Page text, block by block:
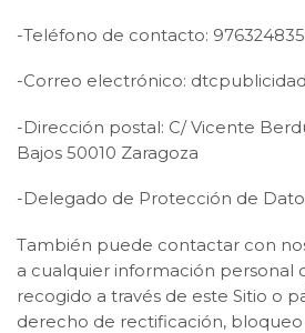
-Teléfono de contacto: 976324835
-Correo electrónico:
-Dirección postal: C/ Vicente
Bajos 50010 Zaragoza
-Delegado de Protección de
También puede contactar con
a cualquier información personal
recogido a través de este Sitio o
derecho de rectificación,